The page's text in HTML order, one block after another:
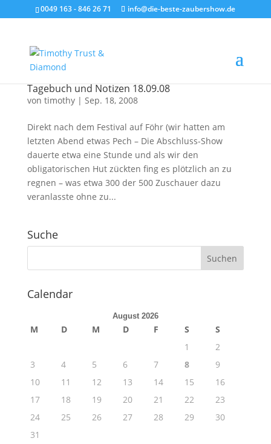
0049 163 - 846 26 71 info@die-beste-zaubershow.de
Tagebuch und Notizen 18.09.08
von timothy| Sep. 18, 2008
Direkt nach dem Festival auf Föhr (wir hatten am
letzten Abend etwas Pech – Die Abschluss-Show
dauerte etwa eine Stunde und als wir den
obligatorischen Hut zückten fing es plötzlich an zu
regnen – was etwa 300 der 500 Zuschauer dazu
veranlasste ohne zu...
Suche
Calendar
August 2026
M D M D F S
S
1
2
3
4 5 6 7 8
9
10
11 12 13 14 15
16
17
18 19 20 21 22
23
24
25 26 27 28 29
30
31